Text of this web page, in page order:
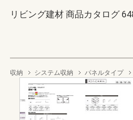
リビング建材 商品カタログ
収納 システム収納 パネルタイプ